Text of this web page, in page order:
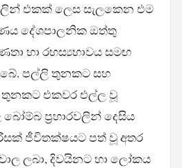
එකක් ලෙස සැලකෙන එම
දේශපාලනික ඔත්තු
හා රහස්‍යභාවය සමඟ
පල්ලි තුනකට සහ
එකවර එල්ල වූ
ප්‍රහාරවලින් දෙසිය
ජීවිතක්ෂයට පත් වූ අතර
ලබා, දිවයිනට හා ලෝකය